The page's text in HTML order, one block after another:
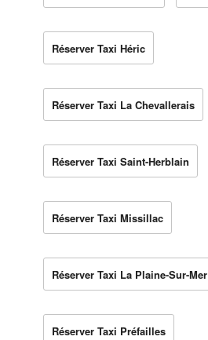
Réserver Taxi Héric
Réserver Taxi La Chevallerais
Réserver Taxi Saint-Herblain
Réserver Taxi Missillac
Réserver Taxi La Plaine-Sur-Mer
Réserver Taxi Préfailles